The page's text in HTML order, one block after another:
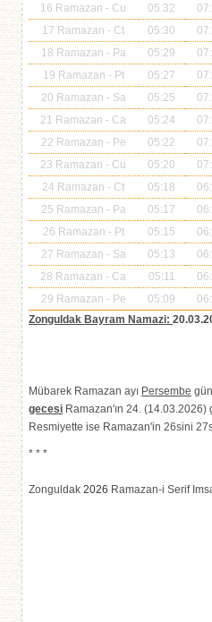
16 Ramazan - Cu 05:32
17 Ramazan - Ct 05:30
18 Ramazan - Pa 05:29
19 Ramazan - Pt 05:27
20 Ramazan - Sa 05:25
21 Ramazan - Ca 05:24
22 Ramazan - Pe 05:22
23 Ramazan - Cu 05:20
24 Ramazan - Ct 05:18
25 Ramazan - Pa 05:17
26 Ramazan - Pt 05:15
27 Ramazan - Sa 05:13
28 Ramazan - Ca 05:11
29 Ramazan - Pe 05:09
Zonguldak Bayram Namazi:
Mübarek Ramazan ayı Persembe
gecesi Ramazan'ın 24.
Resmiyette ise Ramazan'in 26sini
* * *
Zonguldak 2026 Ramazan-i Serif